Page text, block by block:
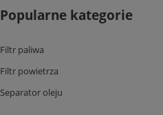
Popularne kategorie
Filtr paliwa
Filtr powietrza
Separator oleju